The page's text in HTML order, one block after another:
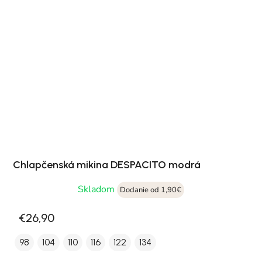
Chlapčenská mikina DESPACITO modrá
Skladom
Dodanie od 1,90€
€26,90
98 104 110 116 122 134